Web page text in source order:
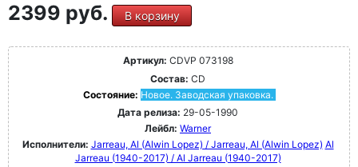
2399 руб. В корзину
Артикул: CDVP 073198
Состав: CD
Состояние: Новое. Заводская упаковка.
Дата релиза: 29-05-1990
Лейбл: Warner
Исполнители: Jarreau, Al (Alwin Lopez) / Jarreau, Al (Alwin Lopez) Al
Jarreau (1940-2017) / Al Jarreau (1940-2017)